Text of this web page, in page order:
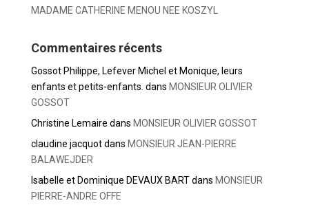
MADAME CATHERINE MENOU NEE KOSZYL
Commentaires récents
Gossot Philippe, Lefever Michel et Monique, leurs
enfants et petits-enfants. dans MONSIEUR OLIVIER
GOSSOT
Christine Lemaire dans MONSIEUR OLIVIER GOSSOT
claudine jacquotdans MONSIEUR JEAN-PIERRE
BALAWEJDER
Isabelle et Dominique DEVAUX BARTdans MONSIEUR
PIERRE-ANDRE OFFE